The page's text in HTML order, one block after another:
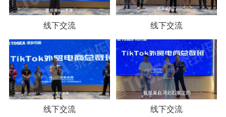
线下交流 线下交流
线下交流 线下交流